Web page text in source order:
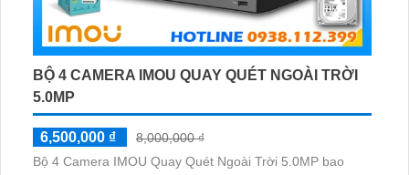
BỘ 4 CAMERA IMOU QUAY QUÉT NGOÀI TRỜI
5.0MP
6,500,000 ₫
8,000,000 ₫
Bộ 4 Camera IMOU Quay Quét Ngoài Trời 5.0MP bao